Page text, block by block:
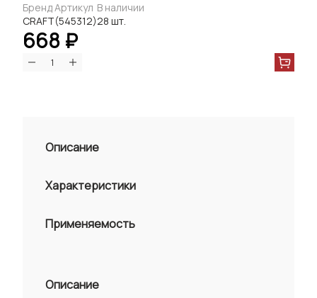
Бренд
CRAFT
Артикул
(545312)
В наличии
28 шт.
668 ₽
Описание
Характеристики
Применяемость
Описание